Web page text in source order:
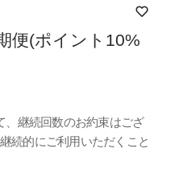
便(ポイント10%
、継続回数のお約束はござ
続的にご利用いただくこと